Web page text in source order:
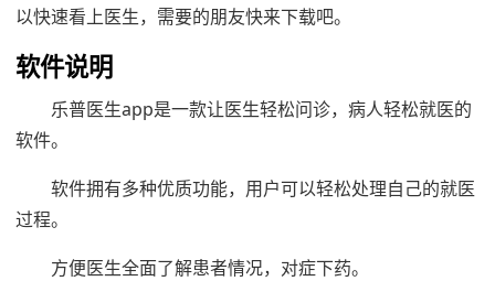
以快速看上医生，需要的朋友快来下载吧。
软件说明
乐普医生app是一款让医生轻松问诊，病人轻松就医的
软件。
软件拥有多种优质功能，用户可以轻松处理自己的就医
过程。
方便医生全面了解患者情况，对症下药。